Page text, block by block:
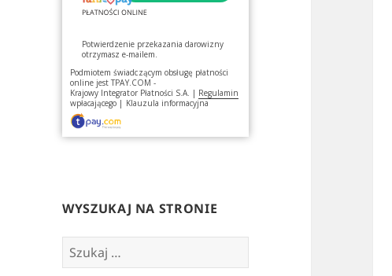
Potwierdzenie przekazania darowizny
otrzymasz e-mailem.
Podmiotem świadczącym obsługę płatności
online jestTPAY.COM -
Krajowy Integrator Płatności S.A. | Regulamin
wpłacającego | Klauzula informacyjna
WYSZUKAJ NA STRONIE
Szukaj: